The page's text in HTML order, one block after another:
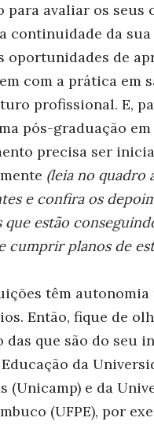
para avaliar os seus
continuidade da
oportunidades de
com a prática em
profissional. E,
pós-graduação em
precisa ser
(leia no quadro
e confira os
que estão
cumprir planos de
têm autonomia
Então, fique de
das que são do seu
da
(Unicamp) e da
(UFPE), por